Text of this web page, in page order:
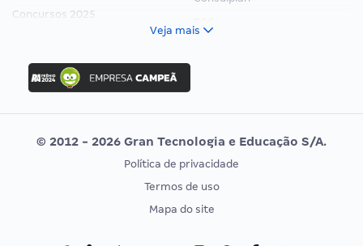
Concursos 2025
Concurso Ibama
Concurso MPU
Editais publicados
Vunesp
CONCURSOS POR PROFISSÃO
EXAME DE ORDEM
Veja mais
© 2012 - 2026 Gran Tecnologia e Educação S/A.
Política de privacidade
Termos de uso
Mapa do site